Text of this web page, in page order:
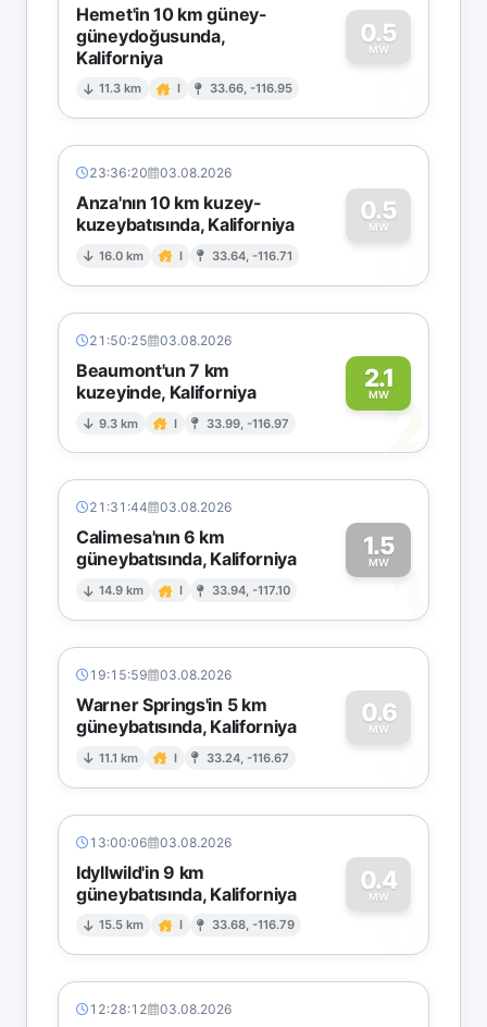
Hemet'in 10 km güney-
güneydoğusunda,
Kaliforniya
11.3 km I 33.66, -116.95
0.5
MW
0
23:36:20 03.08.2026
Anza'nın 10 km kuzey-
kuzeybatısında, Kaliforniya
16.0 km I 33.64, -116.71
0.5
MW
0
21:50:25 03.08.2026
Beaumont'un 7 km
kuzeyinde, Kaliforniya
9.3 km I 33.99, -116.97
2.1
MW2
21:31:44 03.08.2026
Calimesa'nın 6 km
güneybatısında, Kaliforniya
14.9 km I 33.94, -117.10
1.5
MW1
19:15:59 03.08.2026
Warner Springs'in 5 km
güneybatısında, Kaliforniya
11.1 km I 33.24, -116.67
0.6
MW
0
13:00:06 03.08.2026
Idyllwild'in 9 km
güneybatısında, Kaliforniya
15.5 km I 33.68, -116.79
0.4
MW
0
12:28:12 03.08.2026